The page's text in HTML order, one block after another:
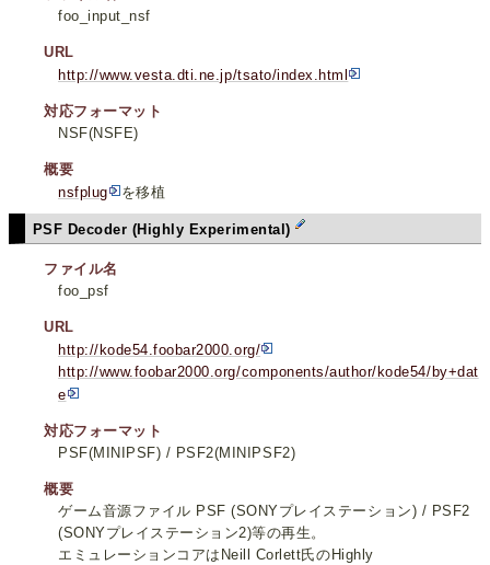
foo_input_nsf
URL
http://www.vesta.dti.ne.jp/tsato/index.html
対応フォーマット
NSF(NSFE)
概要
nsfplug
を移植
PSF Decoder (Highly Experimental)
ファイル名
foo_psf
URL
http://kode54.foobar2000.org/
http://www.foobar2000.org/components/author/kode54/by+dat
e
対応フォーマット
PSF(MINIPSF) / PSF2(MINIPSF2)
概要
ゲーム音源ファイル PSF (SONYプレイステーション) / PSF2
(SONYプレイステーション2)等の再生。
エミュレーションコアはNeill Corlett氏のHighly